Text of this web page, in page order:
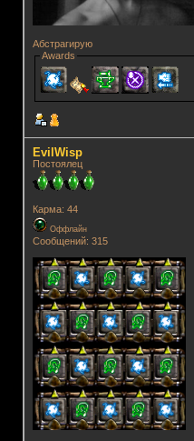
Абстрагирую
Awards
EvilWisp
Постоялец
Карма: 44
Оффлайн
Сообщений: 315